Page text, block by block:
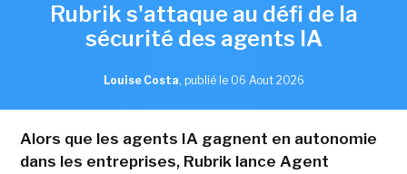
Rubrik s'attaque au défi de la
sécurité des agents IA
Louise Costa, publié le 06 Aout 2026
Alors que les agents IA gagnent en autonomie
dans les entreprises, Rubrik lance Agent